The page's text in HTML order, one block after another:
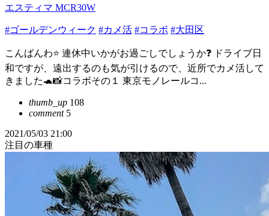
エスティマ MCR30W
#ゴールデンウィーク #カメ活 #コラボ #大田区
こんばんわ⭐ 連休中いかがお過ごしでしょうか❓ ドライブ日
和ですが、遠出するのも気が引けるので、近所でカメ活して
きました🐢📸コラボその１ 東京モノレールコ...
thumb_up 108
comment5
2021/05/03 21:00
注目の車種